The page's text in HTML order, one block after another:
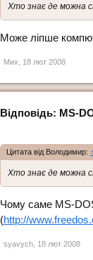
Хто знає де можна
Може ліпше
Мих 18 лют 2008
Відповідь: МS-
Цитата від Володимир: ↑
Хто знає де можна
Чому саме МS-
(http://
syavych 18 лют 2008